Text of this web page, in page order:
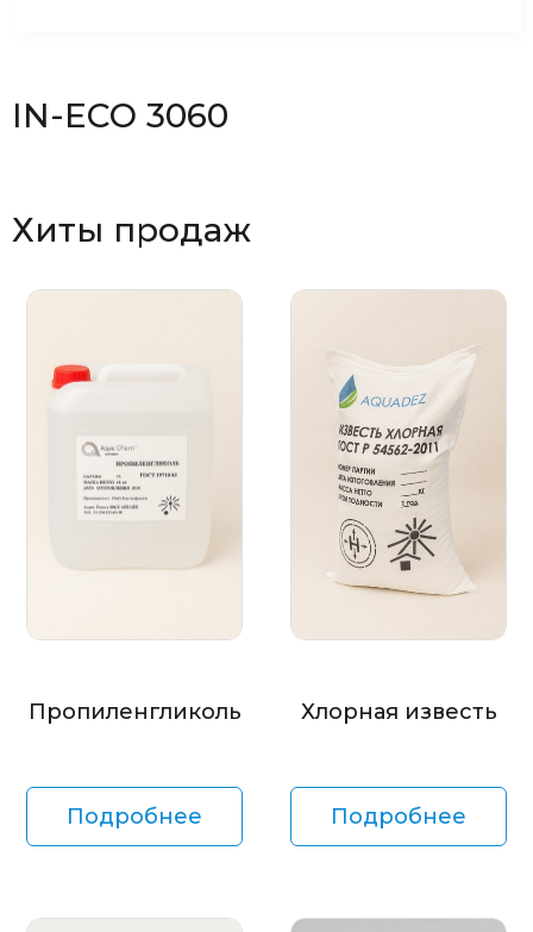
IN-ECO 3060
Хиты продаж
Пропиленгликоль
Подробнее
Хлорная известь
Подробнее